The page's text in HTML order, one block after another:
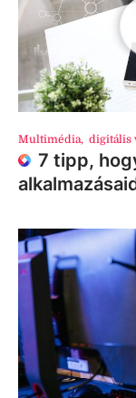
Multimédia, digitális
7 tipp,